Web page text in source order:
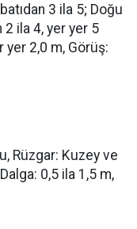
3 ila 5; Doğu
2 ila 4, yer yer 5
yer 2,0 m, Görüş:
Rüzgar: Kuzey ve
0,5 ila 1,5 m,